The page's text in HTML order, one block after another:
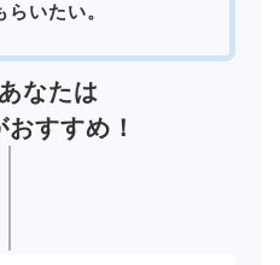
いたい。
なたは
おすすめ！